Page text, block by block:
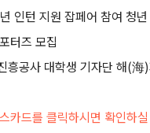
인턴 지원 잡페어 참여 청년
터즈 모집
공사 대학생 기자단 해(海
카드를 클릭하시면 확인하